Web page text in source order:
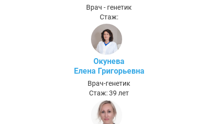
Врач - генетик
Стаж:
Окунева
Елена Григорьевна
Врач-генетик
Стаж: 39 лет